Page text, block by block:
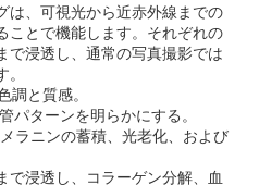
は​​、可視光から近赤外線までの
ことで機能します。それぞれの
で浸透し、通常の写真撮影では
と質感。
パターンを明らかにする。
ラニンの蓄積、光老化、および
で浸透し、コラーゲン分解、血